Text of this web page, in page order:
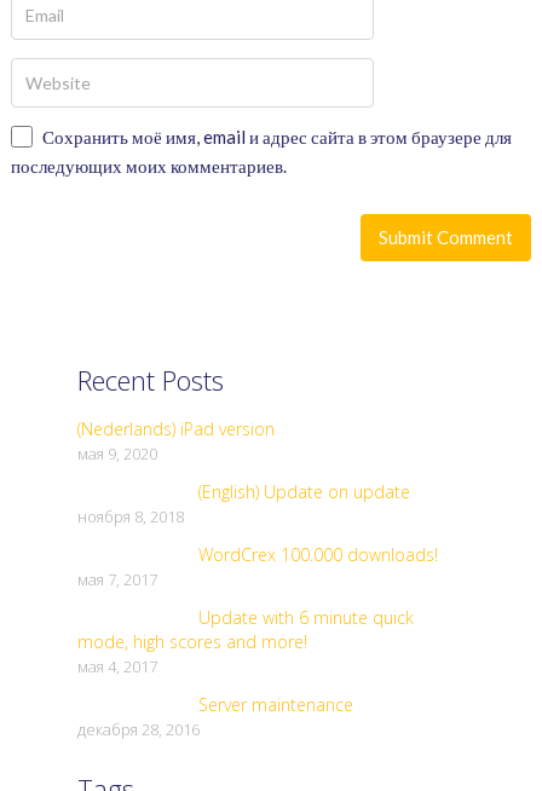
Сохранить моё имя, email и адрес сайта в этом браузере для
последующих моих комментариев.
Recent Posts
(Nederlands) iPad version
мая 9, 2020
(English) Update on update
ноября 8, 2018
WordCrex 100.000 downloads!
мая 7, 2017
Update with 6 minute quick
mode, high scores and more!
мая 4, 2017
Server maintenance
декабря 28, 2016